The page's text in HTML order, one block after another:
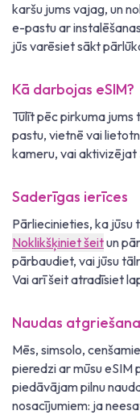
karšu jums vajag, un
e-pastu ar
jūs varēsiet sākt
Kā darbojas eSIM?
Tūlīt pēc pirkuma
pastu, vietnē vai
kameru, vai aktivizējat
Saderīgas ierīces
Pārliecinieties, ka jūsu
Noklikšķiniet šeitun
pārbaudiet, vai jūsu
Vai arī šeit atradīsiet
Naudas
Mēs, simsolo,
pieredzi ar mūsu eSIM
piedāvājam pilnu
nosacījumiem: ja